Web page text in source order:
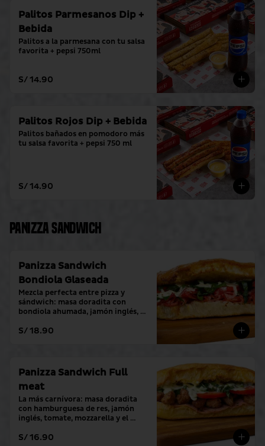
Palitos Parmesanos Dip +
Bebida
Palitos a la parmesana con tu salsa
favorita + pepsi 750ml
S/ 14.90
Palitos Rojos Dip + Bebida
Palitos bañados en pomodoro más
tu salsa favorita + pepsi 750 ml
S/ 14.90
Panizza Sandwich
Panizza Sandwich
Bondiola Glaseada
Mezcla perfecta entre pizza y
sándwich: masa doradita con
bondiola ahumada, jamón inglés,
fresco de crema alioli.
S/ 18.90
Panizza Sandwich Full
meat
La más carnívora: masa doradita
con hamburguesa de res, jamón
inglés, tomate, mozzarella y el
S/ 16.90